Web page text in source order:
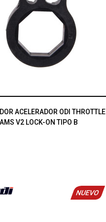
ACELERADOR ODI THROTTLE
V2 LOCK-ON TIPO B
NUEVO